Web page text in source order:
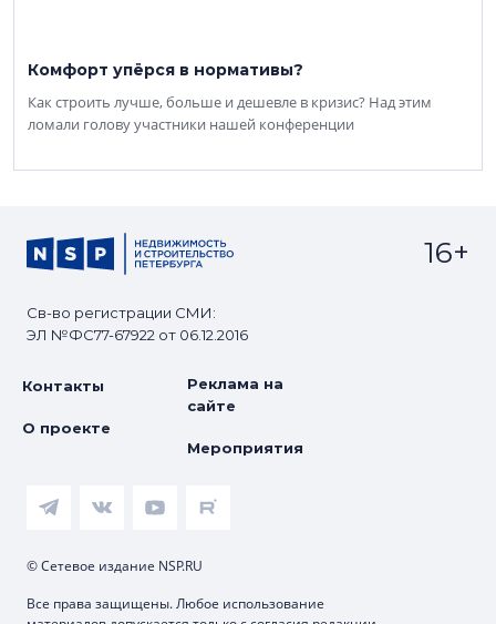
Комфорт упёрся в нормативы?
Как строить лучше, больше и дешевле в кризис? Над этим
ломали голову участники нашей конференции
Св-во регистрации СМИ:
ЭЛ №ФС77-67922 от 06.12.2016
16+
Контакты
О проекте
Реклама на
сайте
Мероприятия
© Сетевое издание NSP.RU
Все права защищены. Любое использование